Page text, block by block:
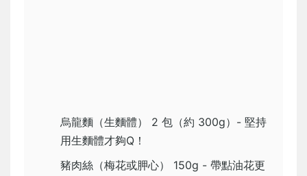
烏龍麵（生麵體） 2 包（約 300g）- 堅持
用生麵體才夠Q！
豬肉絲（梅花或胛心） 150g - 帶點油花更